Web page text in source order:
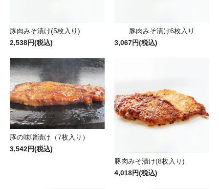
豚肉みそ漬け(5枚入り)
2,538円(税込)
豚肉みそ漬け6枚入り
3,067円(税込)
豚の味噌漬け（7枚入り）
3,542円(税込)
豚肉みそ漬け(8枚入り)
4,018円(税込)